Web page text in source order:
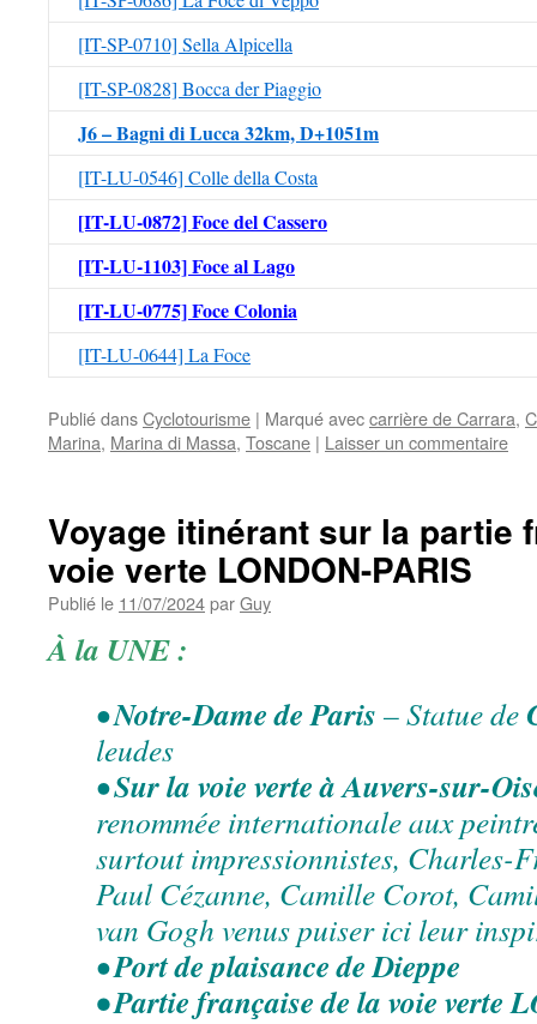
[IT-SP-0710] Sella Alpicella
[IT-SP-0828] Bocca der Piaggio
J6 – Bagni di Lucca 32km, D+1051m
[IT-LU-0546] Colle della Costa
[IT-LU-0872] Foce del Cassero
[IT-LU-1103] Foce al Lago
[IT-LU-0775] Foce Colonia
[IT-LU-0644] La Foce
Publié dansCyclotourisme | Marqué aveccarrière de Carrara,
Marina, Marina di Massa, Toscane | Laisser un commentaire
Voyage itinérant sur la partie
voie verte LONDON-PARIS
Publié le 11/07/2024parGuy
À la UNE :
•Notre-Dame de Paris – Statue de
leudes
•Sur la voie verte à Auvers-sur-
renommée internationale aux
surtout impressionnistes, Charles-
Paul Cézanne, Camille Corot,
van Gogh venus puiser ici leur
•Port de plaisance de Dieppe
• Partie française de la voie verte